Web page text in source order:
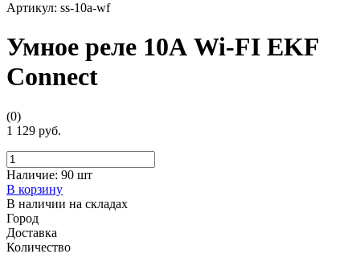
Артикул: ss-10a-wf
Умное реле 10А Wi-FI EKF
Connect
(0)
1 129 руб.
Наличие: 90 шт
В корзину
В наличии на складах
Город
Доставка
Количество